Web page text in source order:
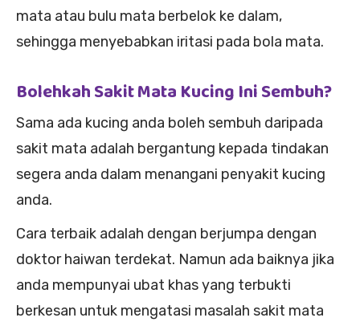
mata atau bulu mata berbelok ke dalam,
sehingga menyebabkan iritasi pada bola mata.
Bolehkah Sakit Mata Kucing Ini Sembuh?
Sama ada kucing anda boleh sembuh daripada
sakit mata adalah bergantung kepada tindakan
segera anda dalam menangani penyakit kucing
anda.
Cara terbaik adalah dengan berjumpa dengan
doktor haiwan terdekat. Namun ada baiknya jika
anda mempunyai ubat khas yang terbukti
berkesan untuk mengatasi masalah sakit mata